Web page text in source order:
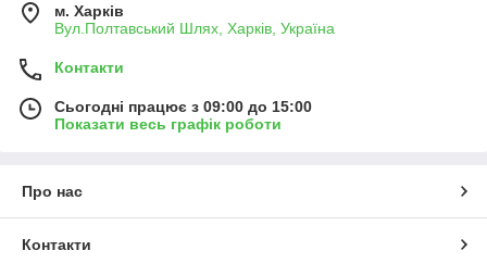
м. Харків
Вул.Полтавський Шлях, Харків, Україна
Контакти
Сьогодні працює з 09:00 до 15:00
Показати весь графік роботи
Про нас
Контакти